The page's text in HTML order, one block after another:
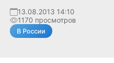
13.08.2013 14:10
1170 просмотров
В России